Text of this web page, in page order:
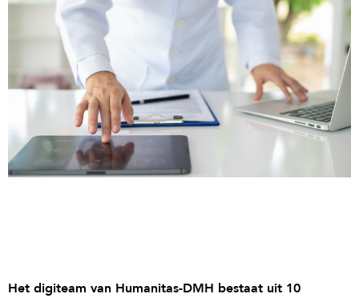
Het digiteam van Humanitas-DMH bestaat uit 10